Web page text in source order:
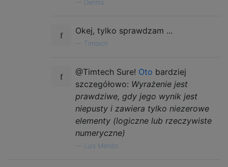
Dennis
Okej, tylko sprawdzam ...
Timtech
@Timtech Sure! Oto bardziej
szczegółowo: Wyrażenie jest
prawdziwe, gdy jego wynik jest
niepusty i zawiera tylko niezerowe
elementy (logiczne lub rzeczywiste
numeryczne)
Luis Mendo